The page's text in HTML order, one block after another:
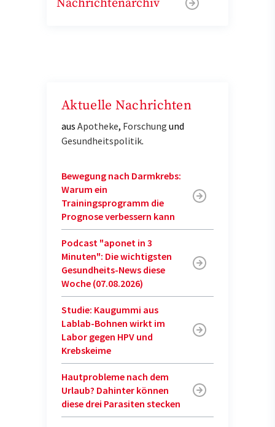
Nachrichtenarchiv
Aktuelle Nachrichten
aus Apotheke, Forschung und
Gesundheitspolitik.
Bewegung nach Darmkrebs:
Warum ein
Trainingsprogramm die
Prognose verbessern kann
Podcast "aponet in 3
Minuten": Die wichtigsten
Gesundheits-News diese
Woche (07.08.2026)
Studie: Kaugummi aus
Lablab-Bohnen wirkt im
Labor gegen HPV und
Krebskeime
Hautprobleme nach dem
Urlaub? Dahinter können
diese drei Parasiten stecken